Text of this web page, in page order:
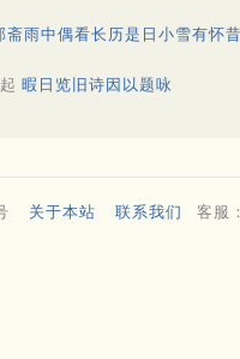
斋雨中偶看长历是日小雪有怀
暇日览旧诗因以题咏
关于本站 联系我们 客服